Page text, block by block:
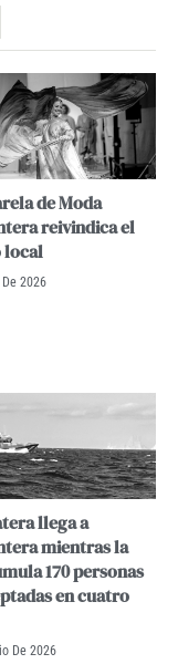
de Moda
reivindica el
local
2026
llega a
mientras la
170 personas
en cuatro
De 2026